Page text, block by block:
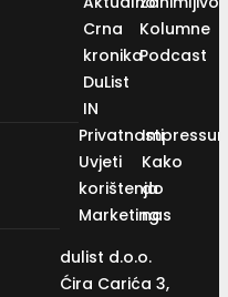
Crna
kronika
DuList
IN
Kolumne
Podcast
Privatnosti
Uvjeti
korištenja
Marketing
Kako
do
nas
dulist d.o.o.
Ćira Carića 3,